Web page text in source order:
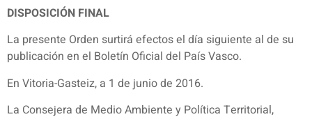
DISPOSICIÓN FINAL
La presente Orden surtirá efectos el día siguiente al de su
publicación en el Boletín Oficial del País Vasco.
En Vitoria-Gasteiz, a 1 de junio de 2016.
La Consejera de Medio Ambiente y Política Territorial,